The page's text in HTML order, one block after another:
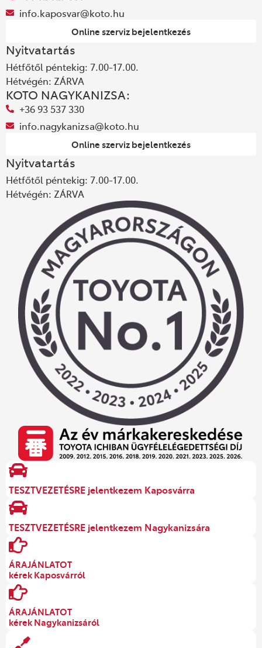
info.kaposvar@koto.hu
Online szerviz bejelentkezés
Nyitvatartás
Hétfőtől péntekig: 7.00-17.00.
Hétvégén: ZÁRVA
KOTO NAGYKANIZSA:
+36 93 537 330
info.nagykanizsa@koto.hu
Online szerviz bejelentkezés
Nyitvatartás
Hétfőtől péntekig: 7.00-17.00.
Hétvégén: ZÁRVA
TESZTVEZETÉSRE jelentkezem Kaposvárra
TESZTVEZETÉSRE jelentkezem Nagykanizsára
ÁRAJÁNLATOT
kérek Kaposvárról
ÁRAJÁNLATOT
kérek Nagykanizsáról